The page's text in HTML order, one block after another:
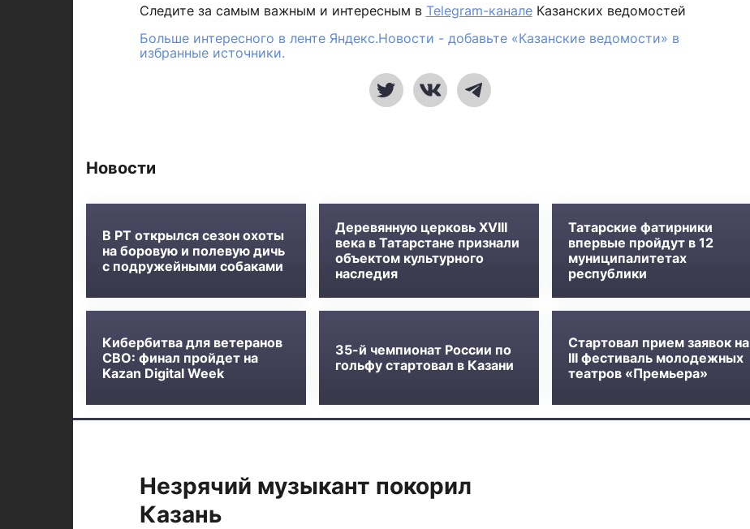
Следите за самым важным и интересным в Telegram-каналеКазанских ведомостей
Больше интересного в ленте Яндекс.Новости - добавьте «Казанские ведомости» в
избранные источники.
Новости
В РТ открылся сезон охоты
на боровую и полевую дичь
с подружейными собаками
Деревянную церковь XVIII
века в Татарстане признали
объектом культурного
наследия
Татарские фатирники
впервые пройдут в 12
муниципалитетах
республики
Кибербитва для ветеранов
СВО: финал пройдет на
Kazan Digital Week
35-й чемпионат России по
гольфу стартовал в Казани
Стартовал прием заявок на
III фестиваль молодежных
театров «Премьера»
Незрячий музыкант покорил
Казань